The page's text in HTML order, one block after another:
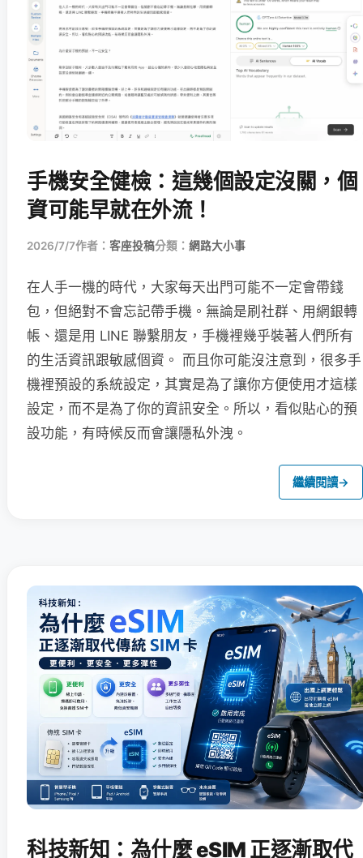
手機安全健檢：這幾個設定沒關，個
資可能早就在外流！
2026/7/7作者： 客座投稿分類： 網路大小事
在人手一機的時代，大家每天出門可能不一定會帶錢
包，但絕對不會忘記帶手機。無論是刷社群、用網銀轉
帳、還是用 LINE 聯繫朋友，手機裡幾乎裝著人們所有
的生活資訊跟敏感個資。 而且你可能沒注意到，很多手
機裡預設的系統設定，其實是為了讓你方便使用才這樣
設定，而不是為了你的資訊安全。所以，看似貼心的預
設功能，有時候反而會讓隱私外洩。
繼續閱讀→
科技新知：為什麼 eSIM 正逐漸取代